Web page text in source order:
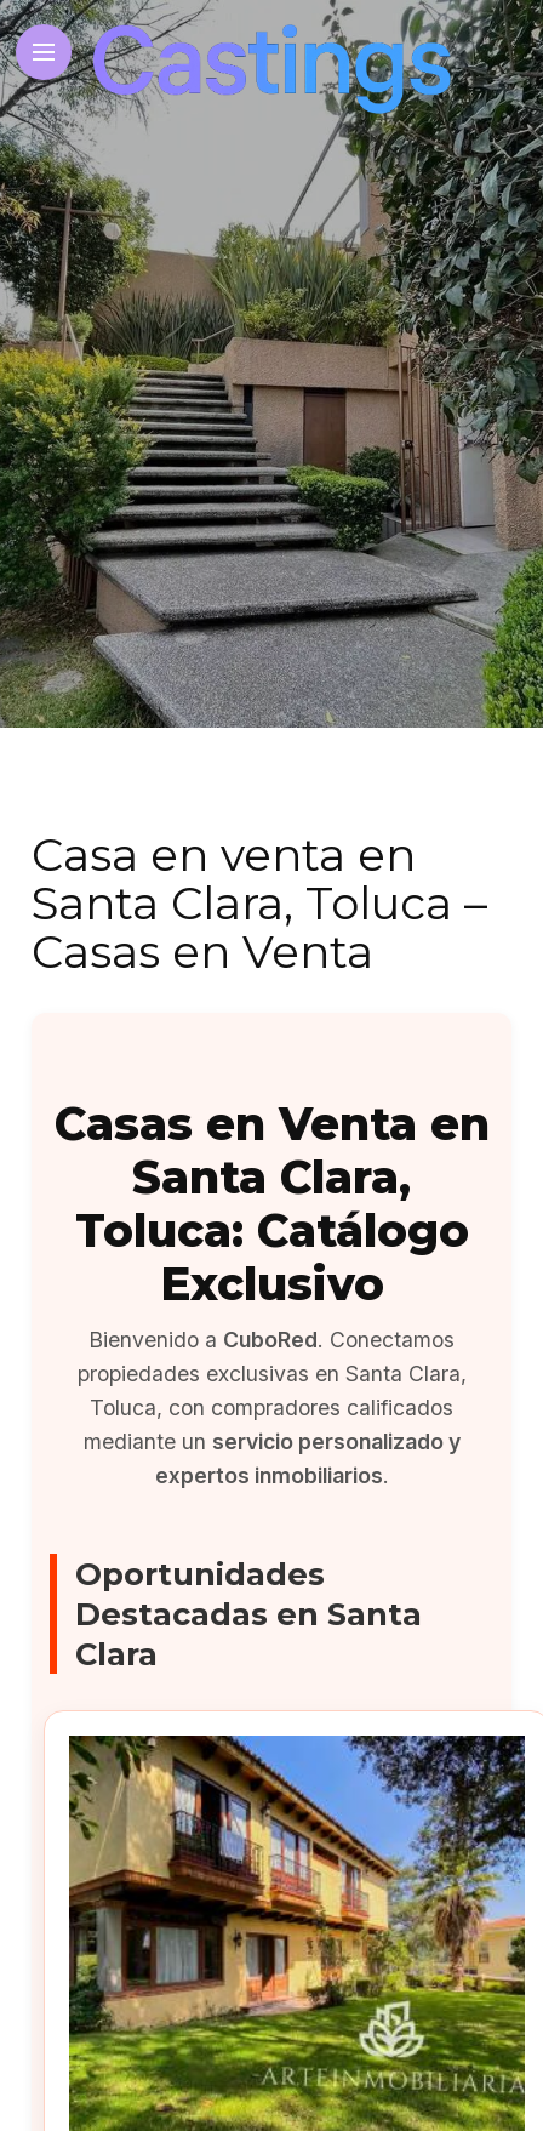
Casa en venta en
Santa Clara, Toluca –
Casas en Venta
Casas en Venta en
Santa Clara,
Toluca: Catálogo
Exclusivo
Bienvenido a CuboRed. Conectamos
propiedades exclusivas en Santa Clara,
Toluca, con compradores calificados
mediante un servicio personalizado y
expertos inmobiliarios.
Oportunidades
Destacadas en Santa
Clara